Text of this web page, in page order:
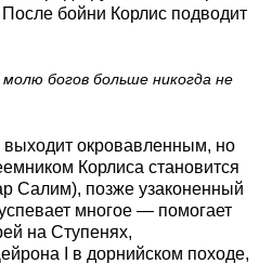
бойни Корлис подводит
богов больше никогда не
окровавленным, но
Корлиса становится
Салим), позже узаконенный
многое — помогает
на Ступенях,
I в дорнийском походе,